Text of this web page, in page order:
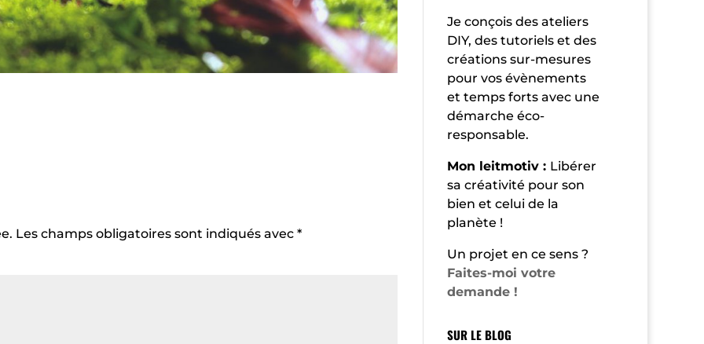
Les champs obligatoires sont indiqués avec *
:Je conçois des ateliers
DIY, des tutoriels et des
créations sur-mesures
pour vos évènements
et temps forts avec une
démarche éco-
responsable.
Mon leitmotiv : Libérer
sa créativité pour son
bien et celui de la
planète !
Un projet en ce sens ?
Faites-moi votre
demande !
SUR LE BLOG